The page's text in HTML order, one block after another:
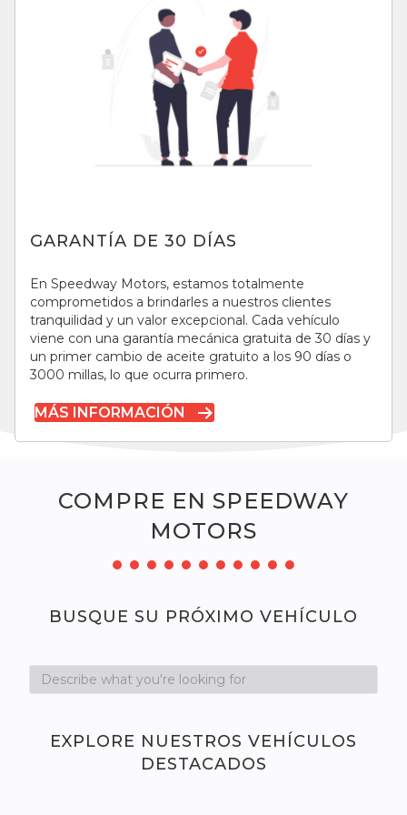
GARANTÍA DE 30 DÍAS
En Speedway Motors, estamos totalmente
comprometidos a brindarles a nuestros clientes
tranquilidad y un valor excepcional. Cada vehículo
viene con una garantía mecánica gratuita de 30 días y
un primer cambio de aceite gratuito a los 90 días o
3000 millas, lo que ocurra primero.
MÁS INFORMACIÓN
COMPRE EN SPEEDWAY
MOTORS
BUSQUE SU PRÓXIMO VEHÍCULO
EXPLORE NUESTROS VEHÍCULOS
DESTACADOS